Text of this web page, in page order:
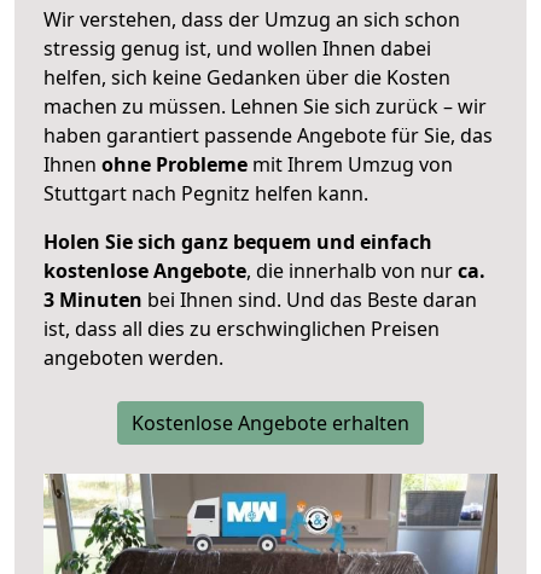
Wir verstehen, dass der Umzug an sich schon
stressig genug ist, und wollen Ihnen dabei
helfen, sich keine Gedanken über die Kosten
machen zu müssen. Lehnen Sie sich zurück – wir
haben garantiert passende Angebote für Sie, das
Ihnen ohne Probleme mit Ihrem Umzug von
Stuttgart nach Pegnitz helfen kann.
Holen Sie sich ganz bequem und einfach
kostenlose Angebote, die innerhalb von nurca.
3 Minuten bei Ihnen sind. Und das Beste daran
ist, dass all dies zu erschwinglichen Preisen
angeboten werden.
Kostenlose Angebote erhalten